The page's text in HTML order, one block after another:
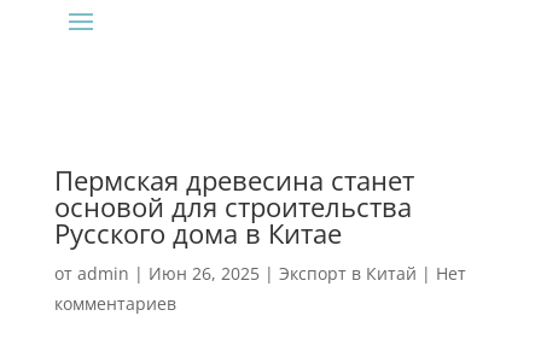
Пермская древесина станет
основой для строительства
Русского дома в Китае
от admin | Июн 26, 2025| Экспорт в Китай | Нет
комментариев